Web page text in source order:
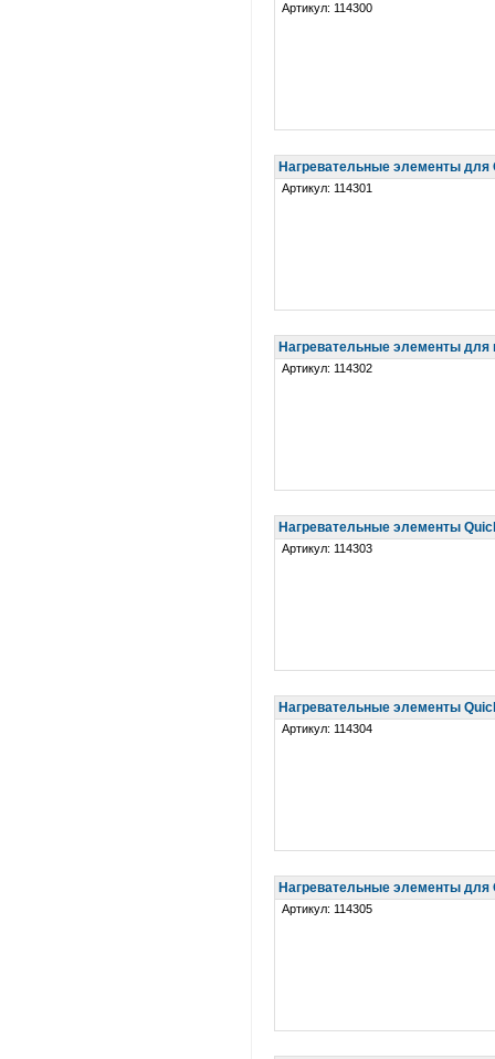
Артикул: 114300
Нагревательные элементы для
Артикул: 114301
Нагревательные элементы для
Артикул: 114302
Нагревательные элементы
Артикул: 114303
Нагревательные элементы
Артикул: 114304
Нагревательные элементы для
Артикул: 114305